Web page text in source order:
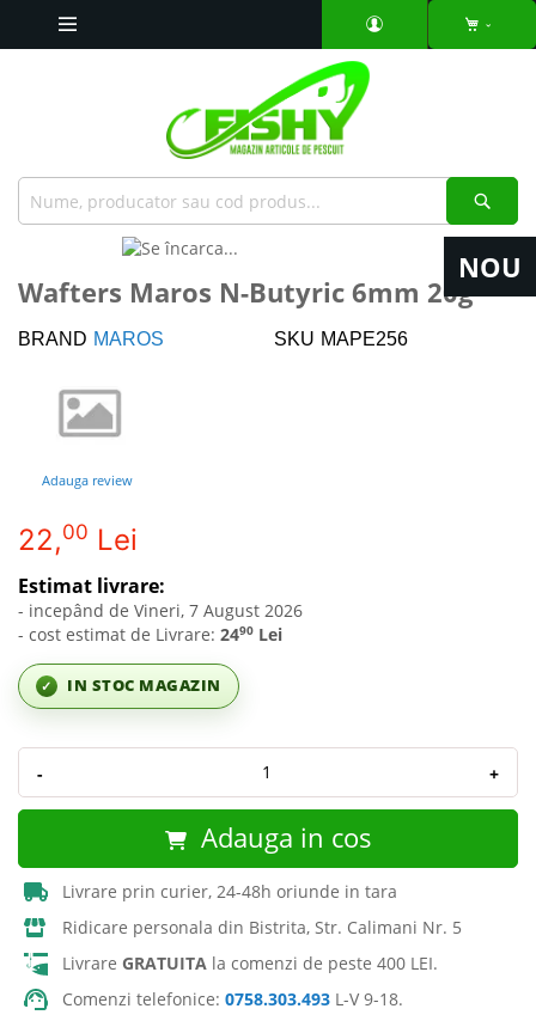
NOU
the
of
images
gallery
to
beginning
images
gallery
Wafters Maros N-Butyric 6mm 20g
BRAND MAROS SKU MAPE256
Adauga review
22,00 Lei
✓ IN STOC MAGAZIN
Estimat livrare:
- incepând de Vineri, 7 August 2026
- cost estimat de Livrare: 2490 Lei
- +
Adauga in cos
Livrare prin curier, 24-48h oriunde in tara
Ridicare personala din Bistrita, Str. Calimani Nr. 5
Livrare GRATUITA la comenzi de peste 400 LEI.
Comenzi telefonice: 0758.303.493 L-V 9-18.